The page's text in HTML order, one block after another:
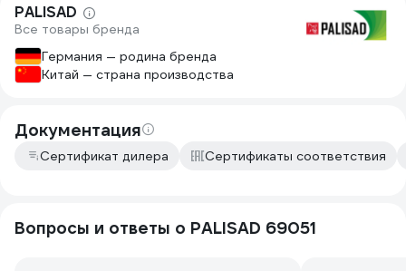
PALISAD
Все товары бренда
Германия — родина бренда
Китай — страна производства
Документация
Сертификат дилера Сертификаты соответствия
Вопросы и ответы о PALISAD 69051